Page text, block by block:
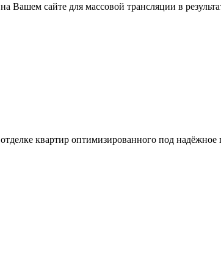
Вашем сайте для массовой трансляции в
квартир оптимизированного под